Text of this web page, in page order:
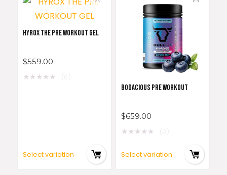
HYROX THE PRE WORKOUT GEL
$559.00
★★★★★
Select variation
BODACIOUS PRE WORKOUT
$659.00
★★★★★
Select variation